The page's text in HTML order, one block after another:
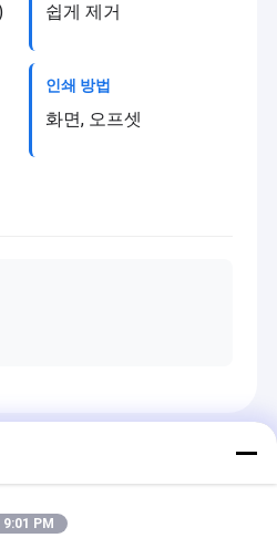
쉽게 제거
인쇄 방법
화면, 오프셋
9:01 PM